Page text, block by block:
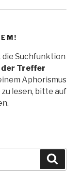
Suchfunktion
der Treffer
Aphorismus
lesen, bitte auf